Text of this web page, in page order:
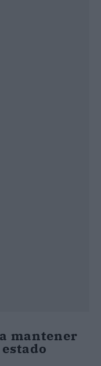
mantener